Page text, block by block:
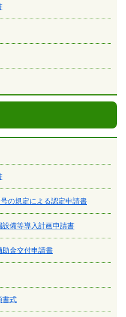
の規定による認定申請書
備等導入計画申請書
助金交付申請書
書式